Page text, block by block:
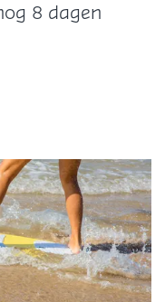
8 dagen